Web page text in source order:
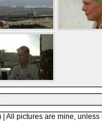
All pictures are mine,